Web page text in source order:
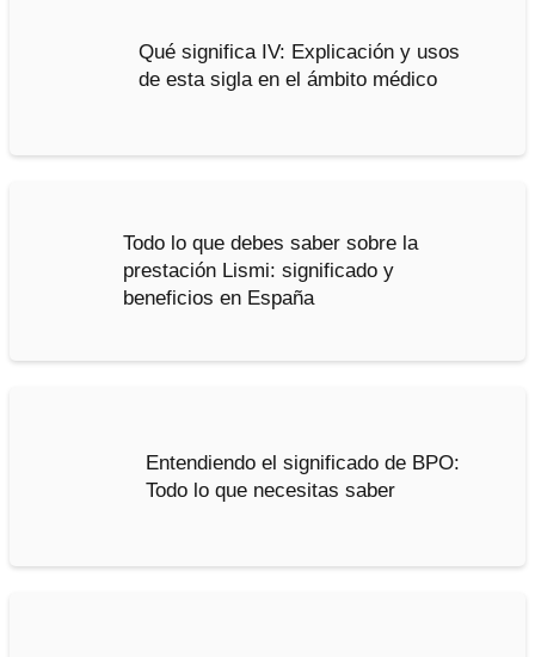
Qué significa IV: Explicación y usos
de esta sigla en el ámbito médico
Todo lo que debes saber sobre la
prestación Lismi: significado y
beneficios en España
Entendiendo el significado de BPO:
Todo lo que necesitas saber